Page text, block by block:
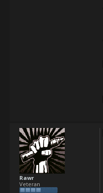
Rawr
Veteran